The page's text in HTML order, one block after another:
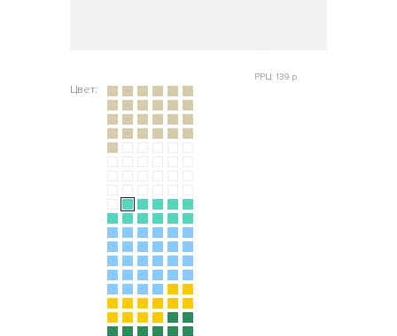
Цвет:
РРЦ: 139 р.